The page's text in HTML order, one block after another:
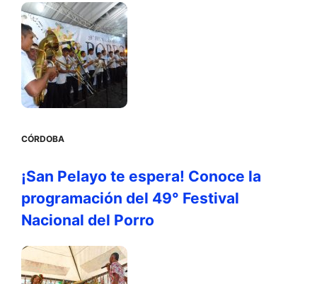
CÓRDOBA
¡San Pelayo te espera! Conoce la
programación del 49° Festival
Nacional del Porro